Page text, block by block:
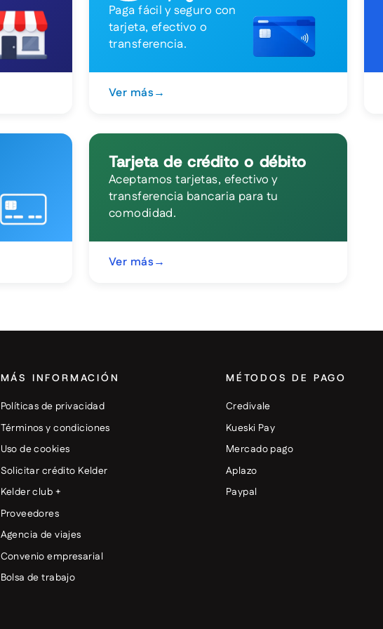
Paga fácil y seguro con
tarjeta, efectivo o
transferencia.
Ver más→
Tarjeta de crédito o débito
Aceptamos tarjetas, efectivo y
transferencia bancaria para tu
comodidad.
Ver más→
MÁS INFORMACIÓN
Políticas de privacidad
Términos y condiciones
Uso de cookies
Solicitar crédito Kelder
Kelder club +
Proveedores
Agencia de viajes
Convenio empresarial
Bolsa de trabajo
MÉTODOS DE PAGO
Credivale
Kueski Pay
Mercado pago
Aplazo
Paypal